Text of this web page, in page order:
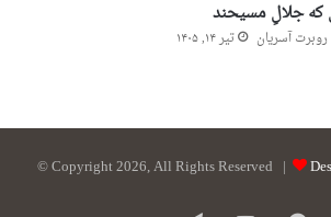
که جلالِ مسیحند
آسریان تیر ۱۴, ۱۴۰۵
© Copyright 2026, All Rights Reserved |